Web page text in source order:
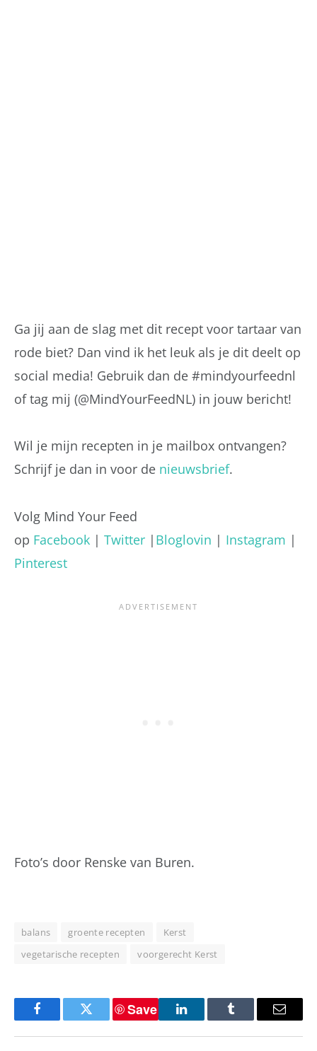
Ga jij aan de slag met dit recept voor tartaar van
rode biet? Dan vind ik het leuk als je dit deelt op
social media! Gebruik dan de #mindyourfeednl
of tag mij (@MindYourFeedNL) in jouw bericht!
Wil je mijn recepten in je mailbox ontvangen?
Schrijf je dan in voor de nieuwsbrief.
Volg Mind Your Feed
op Facebook | Twitter | Bloglovin | Instagram |
Pinterest
Foto’s door Renske van Buren.
balans groente recepten
Kerst
vegetarische recepten
voorgerecht Kerst
FacebookTwitter
Save
LinkedInTumblr Email